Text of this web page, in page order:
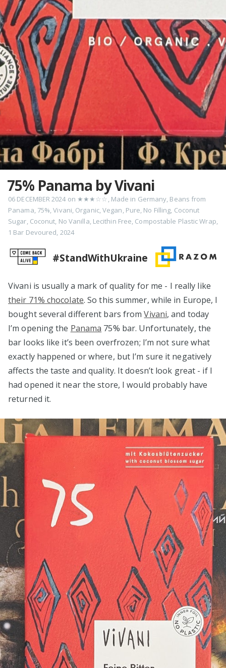
75% Panama by Vivani
06 DECEMBER 2024on ★★★☆☆, Made in Germany, Beans from
Panama, 75%,Vivani, Organic,Vegan, Pure, No Filling, Coconut
Sugar, Coconut, No Vanilla, Lecithin Free, Compostable Plastic Wrap,
1 Bar Devoured, 2024
#StandWithUkraine
Vivani is usually a mark of quality for me - I really like
their 71% chocolate. So this summer, while in Europe, I
bought several different bars fromVivani, and today
I’m opening the Panama 75% bar. Unfortunately, the
bar looks like it’s been overfrozen; I’m not sure what
exactly happened or where, but I’m sure it negatively
affects the taste and quality. It doesn’t look great - if I
had opened it near the store, I would probably have
returned it.